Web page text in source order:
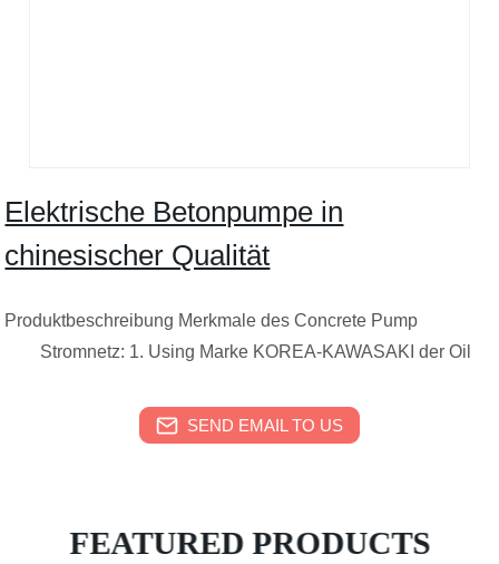
Elektrische Betonpumpe in
chinesischer Qualität
Produktbeschreibung Merkmale des Concrete Pump
Stromnetz: 1. Using Marke KOREA-KAWASAKI der Oil
SEND EMAIL TO US
FEATURED PRODUCTS